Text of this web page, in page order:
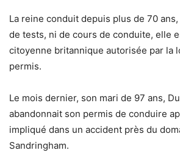
La reine conduit depuis plus de 70 ans,
de tests, ni de cours de conduite, elle
citoyenne britannique autorisée par la
permis.
Le mois dernier, son mari de 97 ans,
abandonnait son permis de conduire
impliqué dans un accident près du
Sandringham.